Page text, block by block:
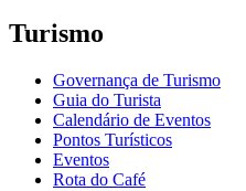
Turismo
Governança de Turismo
Guia do Turista
Calendário de Eventos
Pontos Turísticos
Eventos
Rota do Café